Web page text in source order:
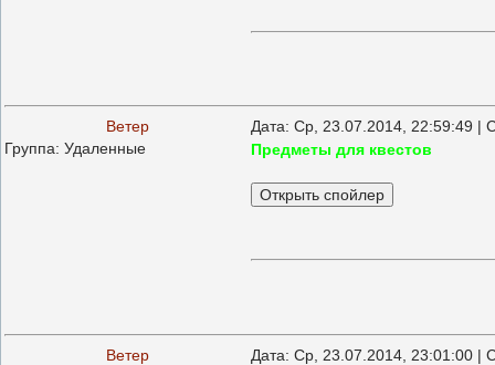
Ветер
Дата: Ср, 23.07.2014, 22:59:49 |
Группа: Удаленные
Предметы для квестов
Ветер
Дата: Ср, 23.07.2014, 23:01:00 |